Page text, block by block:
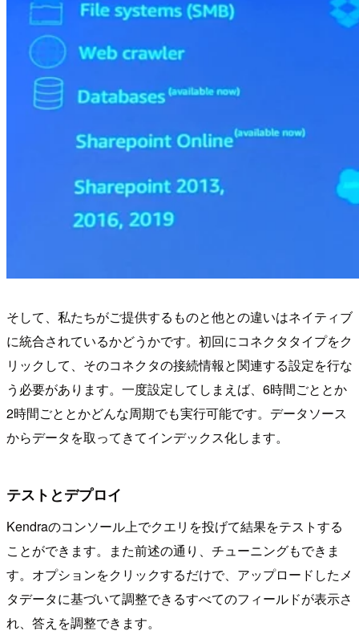
そして、私たちがご提供するものと他との違いはネイティブ
に統合されているかどうかです。初回にコネクタタイプをク
リックして、そのコネクタの接続情報と関連する設定を行な
う必要があります。一度設定してしまえば、6時間ごととか
2時間ごととかどんな周期でも実行可能です。データソース
からデータを取ってきてインデックス化します。
テストとデプロイ
Kendraのコンソール上でクエリを投げて結果をテストする
ことができます。また前述の通り、チューニングもできま
す。オプションをクリックするだけで、アップロードしたメ
タデータに基づいて調整できるすべてのフィールドが表示さ
れ、答えを調整できます。